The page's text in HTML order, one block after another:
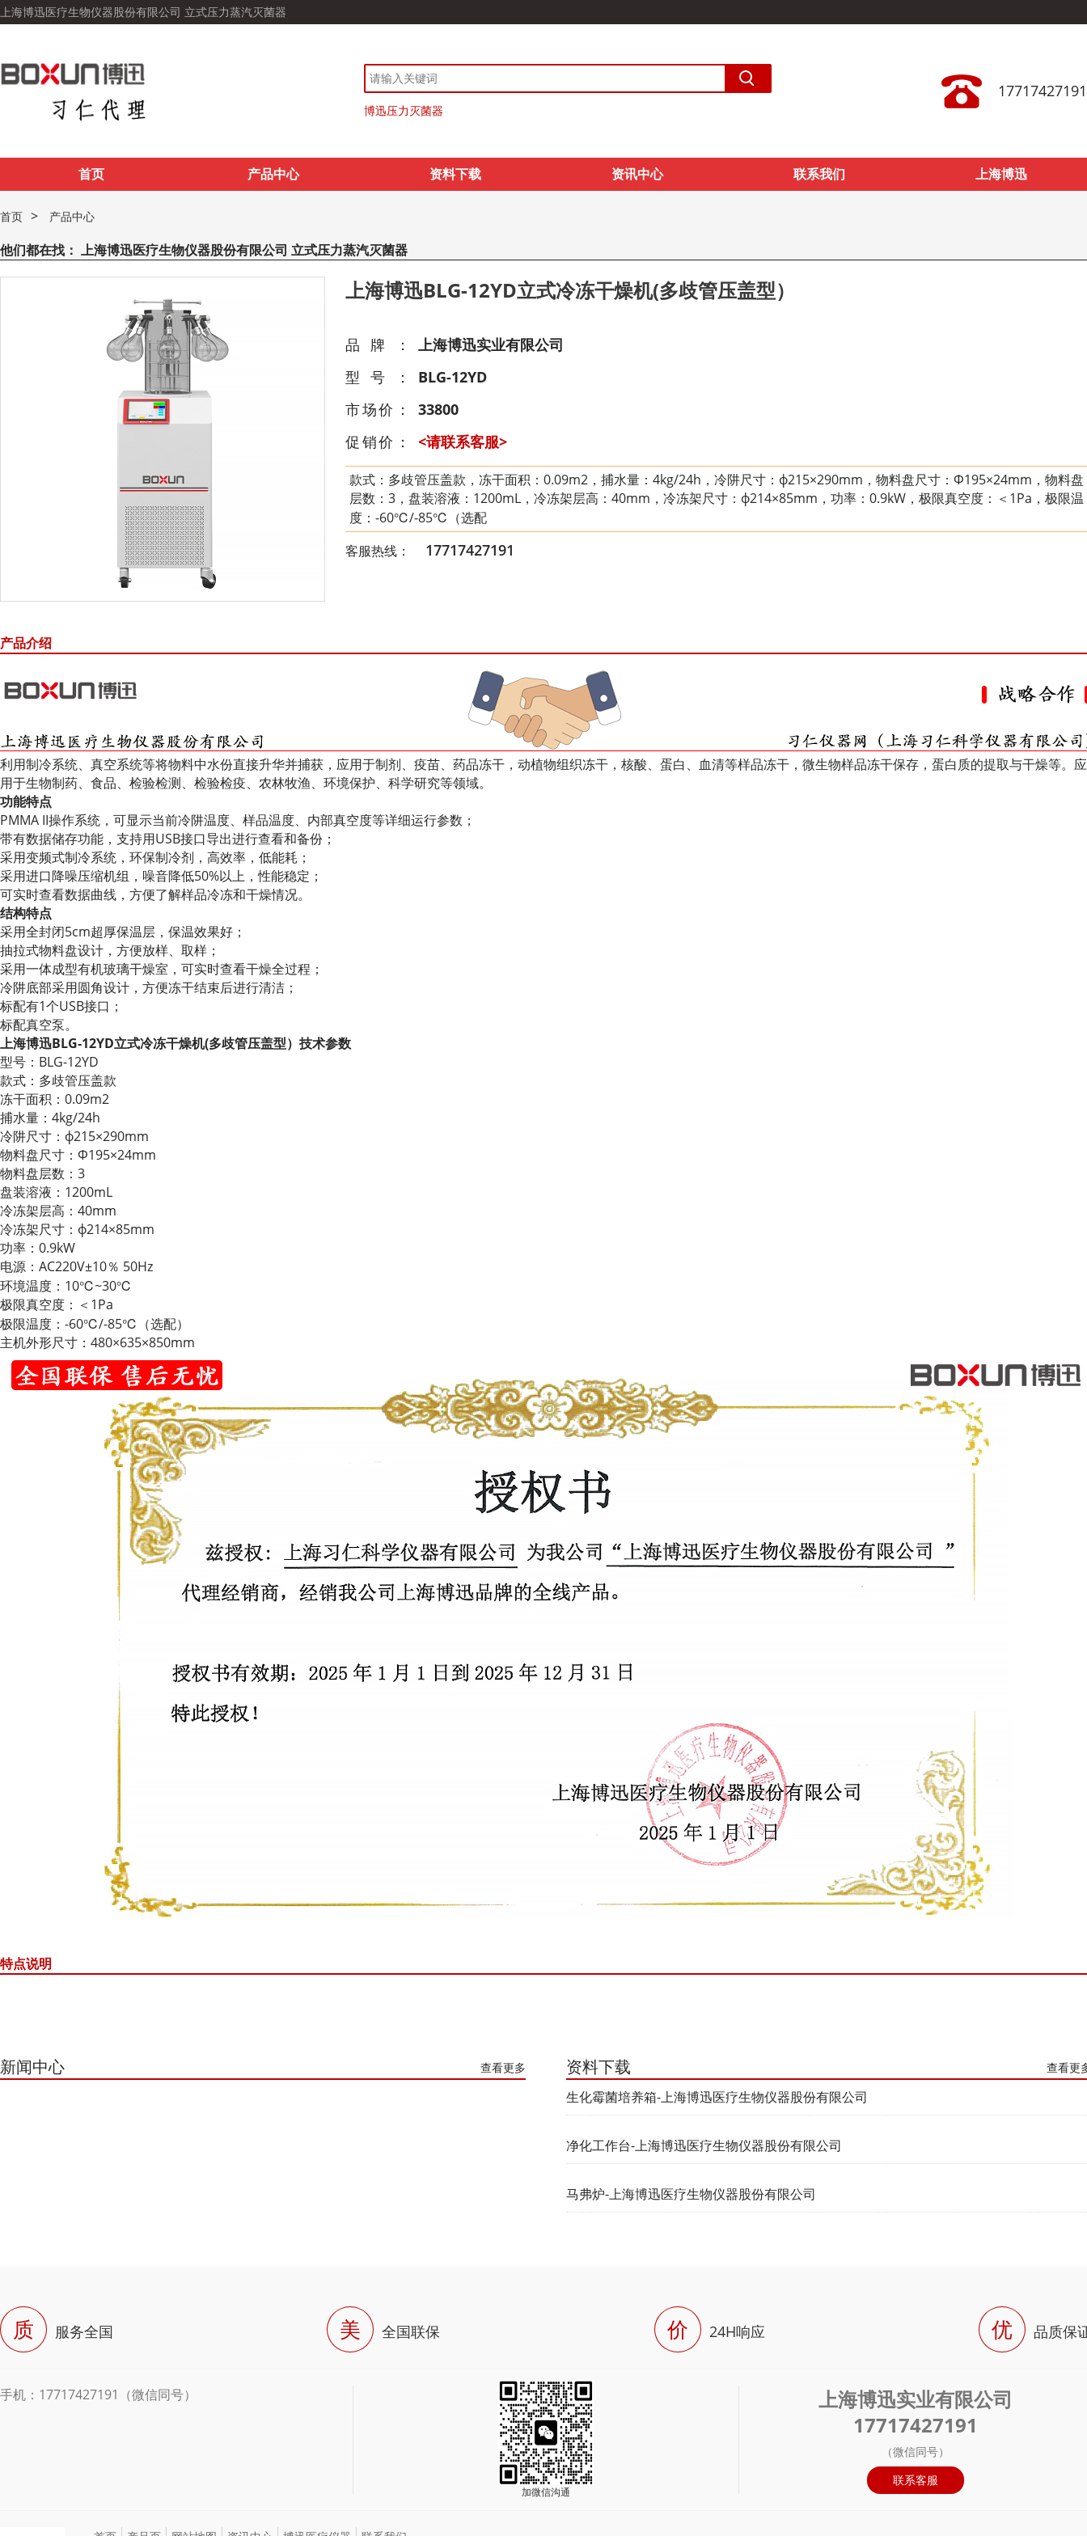
上海博迅医疗生物仪器股份有限公司 立式压力蒸汽灭菌器
博迅压力灭菌器
17717427191
首页 产品中心 资料下载 资讯中心 联系我们 上海博迅
首页 > 产品中心
他们都在找： 上海博迅医疗生物仪器股份有限公司 立式压力蒸汽灭菌器
上海博迅BLG-12YD立式冷冻干燥机(多歧管压盖型）
品牌：
上海博迅实业有限公司
型号：
BLG-12YD
市场价：
33800
促销价：
<请联系客服>
款式：多歧管压盖款，冻干面积：0.09m2，捕水量：4kg/24h，冷阱尺寸：ф215×290mm，物料盘尺寸：Ф195×24mm，物料盘
层数：3，盘装溶液：1200mL，冷冻架层高：40mm，冷冻架尺寸：ф214×85mm，功率：0.9kW，极限真空度：＜1Pa，极限温
度：-60℃/-85℃（选配
客服热线：
17717427191
产品介绍
利用制冷系统、真空系统等将物料中水份直接升华并捕获，应用于制剂、疫苗、药品冻干，动植物组织冻干，核酸、蛋白、血清等样品冻干，微生物样品冻干保存，蛋白质的提取与干燥等。应
用于生物制药、食品、检验检测、检验检疫、农林牧渔、环境保护、科学研究等领域。
功能特点
PMMA II操作系统，可显示当前冷阱温度、样品温度、内部真空度等详细运行参数；
带有数据储存功能，支持用USB接口导出进行查看和备份；
采用变频式制冷系统，环保制冷剂，高效率，低能耗；
采用进口降噪压缩机组，噪音降低50%以上，性能稳定；
可实时查看数据曲线，方便了解样品冷冻和干燥情况。
结构特点
采用全封闭5cm超厚保温层，保温效果好；
抽拉式物料盘设计，方便放样、取样；
采用一体成型有机玻璃干燥室，可实时查看干燥全过程；
冷阱底部采用圆角设计，方便冻干结束后进行清洁；
标配有1个USB接口；
标配真空泵。
上海博迅BLG-12YD立式冷冻干燥机(多歧管压盖型）技术参数
型号：BLG-12YD
款式：多歧管压盖款
冻干面积：0.09m2
捕水量：4kg/24h
冷阱尺寸：ф215×290mm
物料盘尺寸：Ф195×24mm
物料盘层数：3
盘装溶液：1200mL
冷冻架层高：40mm
冷冻架尺寸：ф214×85mm
功率：0.9kW
电源：AC220V±10％ 50Hz
环境温度：10℃~30℃
极限真空度：＜1Pa
极限温度：-60℃/-85℃（选配）
主机外形尺寸：480×635×850mm
特点说明
新闻中心 查看更多 资料下载 查看更
生化霉菌培养箱-上海博迅医疗生物仪器股份有限公司
净化工作台-上海博迅医疗生物仪器股份有限公司
马弗炉-上海博迅医疗生物仪器股份有限公司
质 服务全国 美 全国联保 价 24H响应 优 品质保
手机：17717427191（微信同号）
加微信沟通
上海博迅实业有限公司
17717427191
（微信同号）
联系客服